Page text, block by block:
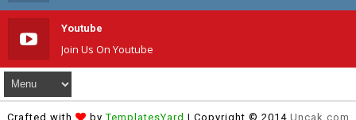
Youtube
Join Us On Youtube
Crafted with byTemplatesYard | Copyright © 2014 Uncak.com